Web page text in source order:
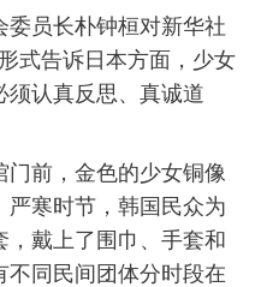
视英文 返回PC
员长朴钟桓对新华社
式告诉日本方面，少女
须认真反思、真诚道
前，金色的少女铜像
寒时节，韩国民众为
戴上了围巾、手套和
同民间团体分时段在